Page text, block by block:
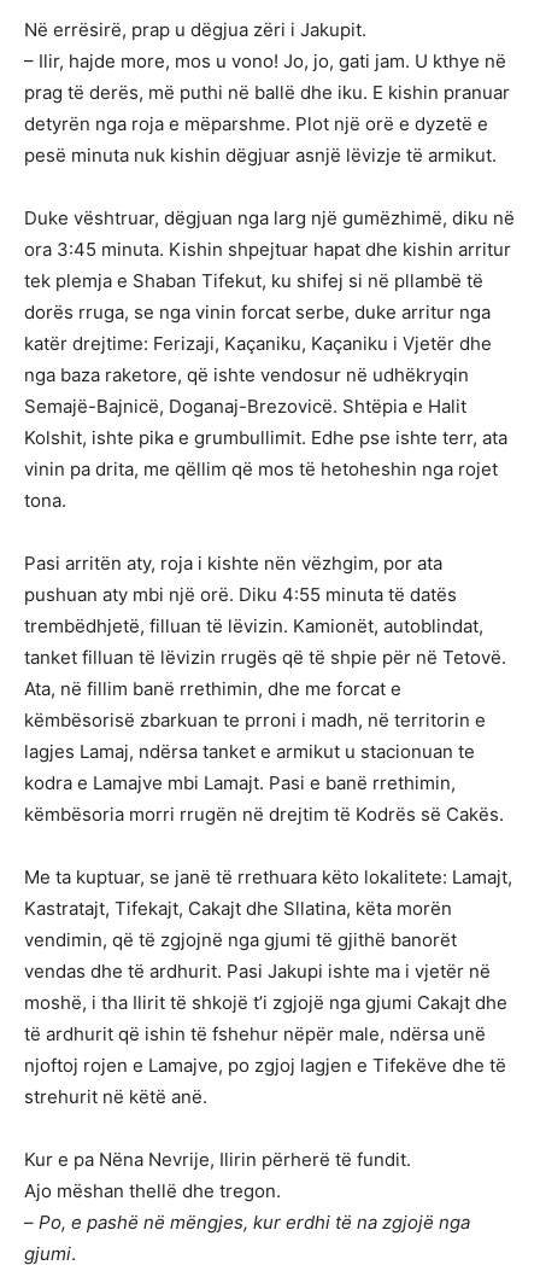
Në errësirë, prap u dëgjua zëri i Jakupit.
– Ilir, hajde more, mos u vono! Jo, jo, gati jam. U kthye në
prag të derës, më puthi në ballë dhe iku. E kishin pranuar
detyrën nga roja e mëparshme. Plot një orë e dyzetë e
pesë minuta nuk kishin dëgjuar asnjë lëvizje të armikut.
Duke vështruar, dëgjuan nga larg një gumëzhimë, diku në
ora 3:45 minuta. Kishin shpejtuar hapat dhe kishin arritur
tek plemja e Shaban Tifekut, ku shifej si në pllambë të
dorës rruga, se nga vinin forcat serbe, duke arritur nga
katër drejtime: Ferizaji, Kaçaniku, Kaçaniku i Vjetër dhe
nga baza raketore, që ishte vendosur në udhëkryqin
Semajë-Bajnicë, Doganaj-Brezovicë. Shtëpia e Halit
Kolshit, ishte pika e grumbullimit. Edhe pse ishte terr, ata
vinin pa drita, me qëllim që mos të hetoheshin nga rojet
tona.
Pasi arritën aty, roja i kishte nën vëzhgim, por ata
pushuan aty mbi një orë. Diku 4:55 minuta të datës
trembëdhjetë, filluan të lëvizin. Kamionët, autoblindat,
tanket filluan të lëvizin rrugës që të shpie për në Tetovë.
Ata, në fillim banë rrethimin, dhe me forcat e
këmbësorisë zbarkuan te prroni i madh, në territorin e
lagjes Lamaj, ndërsa tanket e armikut u stacionuan te
kodra e Lamajve mbi Lamajt. Pasi e banë rrethimin,
këmbësoria morri rrugën në drejtim të Kodrës së Cakës.
Me ta kuptuar, se janë të rrethuara këto lokalitete: Lamajt,
Kastratajt, Tifekajt, Cakajt dhe Sllatina, këta morën
vendimin, që të zgjojnë nga gjumi të gjithë banorët
vendas dhe të ardhurit. Pasi Jakupi ishte ma i vjetër në
moshë, i tha Ilirit të shkojë t’i zgjojë nga gjumi Cakajt dhe
të ardhurit që ishin të fshehur nëpër male, ndërsa unë
njoftoj rojen e Lamajve, po zgjoj lagjen e Tifekëve dhe të
strehurit në këtë anë.
Kur e pa Nëna Nevrije, Ilirin përherë të fundit.
Ajo mëshan thellë dhe tregon.
– Po, e pashë në mëngjes, kur erdhi të na zgjojë nga
gjumi.